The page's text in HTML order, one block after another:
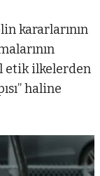
kararlarının
etik ilkelerden
haline